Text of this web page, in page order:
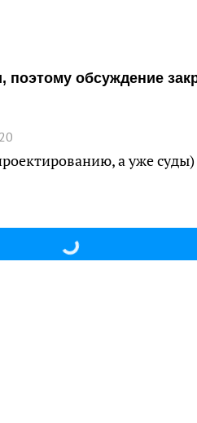
поэтому обсуждение
а уже суды)